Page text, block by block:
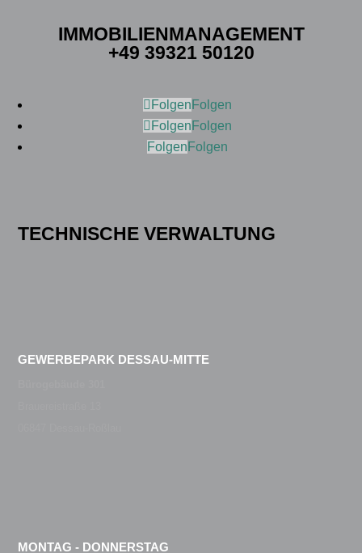
IMMOBILIENMANAGEMENT
+49 39321 50120
Folgen Folgen
Folgen Folgen
Folgen Folgen
TECHNISCHE VERWALTUNG
GEWERBEPARK DESSAU-MITTE
MONTAG - DONNERSTAG